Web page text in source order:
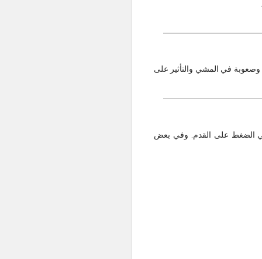
وصعوبة في المشي والتأثير على
في الضغط على القدم. وفي بعض